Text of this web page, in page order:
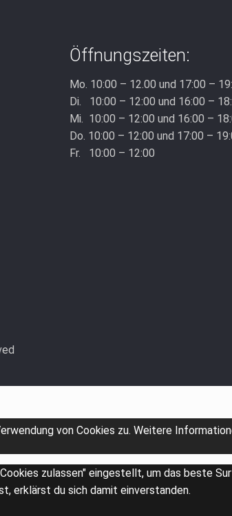
Öffnungszeiten:
Mo. 10:00 – 12.00 und 17:00 –
Di. 10:00 – 12:00 und 16:00 –
Mi. 10:00 – 12:00 und 16:00 –
Do. 10:00 – 12:00 und 17:00 –
Fr. 10:00 – 12:00
von Cookies zu. Weitere
zulassen" eingestellt, um das beste
erklärst du sich damit einverstanden.